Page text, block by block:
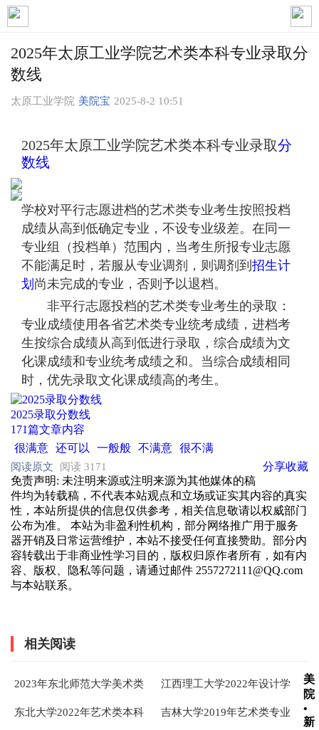
2025年太原工业学院艺术类本科专业录取分
数线
太原工业学院 美院宝 2025-8-2 10:51
2025年太原工业学院艺术类本科专业录取分
数线
学校对平行志愿进档的艺术类专业考生按照投档
成绩从高到低确定专业，不设专业级差。在同一
专业组（投档单）范围内，当考生所报专业志愿
不能满足时，若服从专业调剂，则调剂到 招生计
划 尚未完成的专业，否则予以退档。
非平行志愿投档的艺术类专业考生的录取：
专业成绩使用各省艺术类专业统考成绩，进档考
生按综合成绩从高到低进行录取，综合成绩为文
化课成绩和专业统考成绩之和。当综合成绩相同
时，优先录取文化课成绩高的考生。
2025录取分数线
171篇文章内容
很满意 还可以 一般般 不满意 很不满
阅读原文 阅读 3171 收藏
分享
免责声明: 未注明来源或注明来源为其他媒体的稿
件均为转载稿，不代表本站观点和立场或证实其内容的真实
性，本站所提供的信息仅供参考，相关信息敬请以权威部门
公布为准。 本站为非盈利性机构，部分网络推广用于服务
器开销及日常运营维护，本站不接受任何直接赞助。部分内
容转载出于非商业性学习目的，版权归原作者所有，如有内
容、版权、隐私等问题，请通过邮件 2557272111@QQ.com
与本站联系。
相关阅读
2023年东北师范大学美术类
江西理工大学2022年设计学
东北大学2022年艺术类本科
吉林大学2019年艺术类专业
美
院
•
新